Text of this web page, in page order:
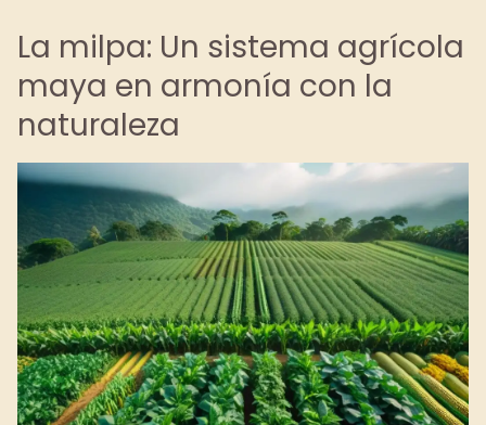
La milpa: Un sistema agrícola
maya en armonía con la
naturaleza